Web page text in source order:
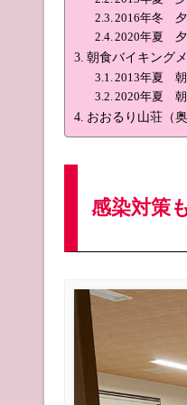
2016年冬 夕
2020年夏 夕
朝食バイキング
2013年夏 朝
2020年夏 朝
おおるり山荘（
感染対策